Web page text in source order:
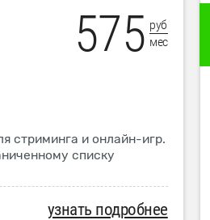
575 руб
мес
стриминга и онлайн-игр.
списку
узнать подробнее